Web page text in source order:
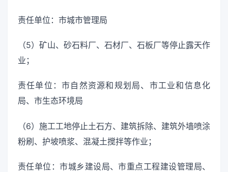
责任单位：市城市管理局
（5）矿山、砂石料厂、石材厂、石板厂等停止露天作
业；
责任单位：市自然资源和规划局、市工业和信息化
局、市生态环境局
（6）施工工地停止土石方、建筑拆除、建筑外墙喷涂
粉刷、护坡喷浆、混凝土搅拌等作业；
责任单位：市城乡建设局、市重点工程建设管理局、